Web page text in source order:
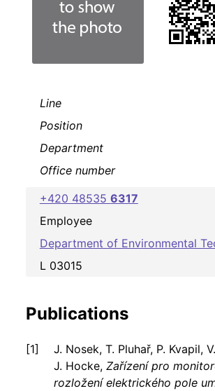
Line
Position
Department
Office number
+420 48535 6317
Employee
Department of Environmental
L 03015
Publications
J. Nosek, T. Pluhař, P. Kvapil,
J. Hocke, Zařízení pro
rozložení elektrického pole